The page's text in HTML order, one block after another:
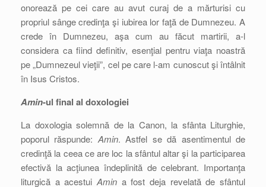
onorează pe cei care au avut curaj de a mărturisi cu
propriul sânge credinţa şi iubirea lor faţă de Dumnezeu. A
crede în Dumnezeu, aşa cum au făcut martirii, a-l
considera ca fiind definitiv, esenţial pentru viaţa noastră
pe „Dumnezeul vieţii”, cel pe care l-am cunoscut şi întâlnit
în Isus Cristos.
Amin-ul final al doxologiei
La doxologia solemnă de la Canon, la sfânta Liturghie,
poporul răspunde: Amin. Astfel se dă asentimentul de
credinţă la ceea ce are loc la sfântul altar şi la participarea
efectivă la acţiunea îndeplinită de celebrant. Importanţa
liturgică a acestui Amin a fost deja revelată de sfântul